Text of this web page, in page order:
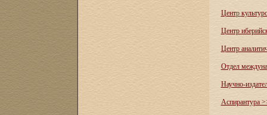
Центр
Центр
Центр
Отдел
Научно-
Аспирантура